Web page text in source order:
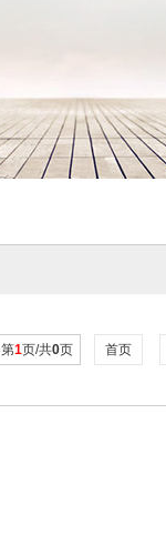
第1页/共0页 首页